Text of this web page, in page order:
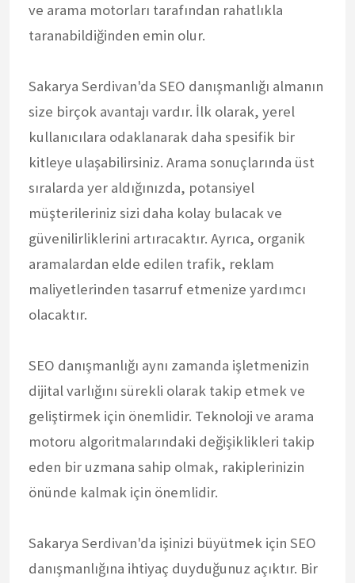
ve arama motorları tarafından rahatlıkla
taranabildiğinden emin olur.
Sakarya Serdivan'da SEO danışmanlığı almanın
size birçok avantajı vardır. İlk olarak, yerel
kullanıcılara odaklanarak daha spesifik bir
kitleye ulaşabilirsiniz. Arama sonuçlarında üst
sıralarda yer aldığınızda, potansiyel
müşterileriniz sizi daha kolay bulacak ve
güvenilirliklerini artıracaktır. Ayrıca, organik
aramalardan elde edilen trafik, reklam
maliyetlerinden tasarruf etmenize yardımcı
olacaktır.
SEO danışmanlığı aynı zamanda işletmenizin
dijital varlığını sürekli olarak takip etmek ve
geliştirmek için önemlidir. Teknoloji ve arama
motoru algoritmalarındaki değişiklikleri takip
eden bir uzmana sahip olmak, rakiplerinizin
önünde kalmak için önemlidir.
Sakarya Serdivan'da işinizi büyütmek için SEO
danışmanlığına ihtiyaç duyduğunuz açıktır. Bir